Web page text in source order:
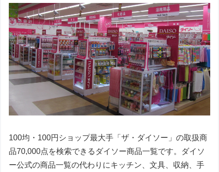
100均・100円ショップ最大手「ザ・ダイソー」の取扱商
品70,000点を検索できるダイソー商品一覧です。ダイソ
ー公式の商品一覧の代わりにキッチン、文具、収納、手